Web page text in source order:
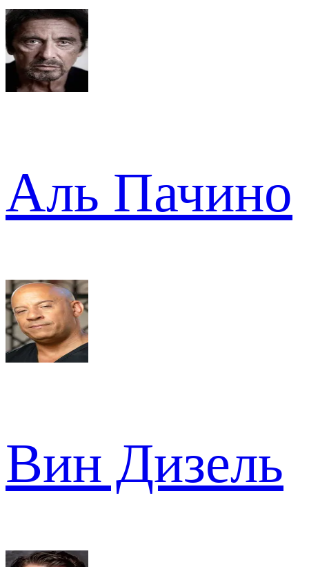
Аль Пачино
Вин Дизель